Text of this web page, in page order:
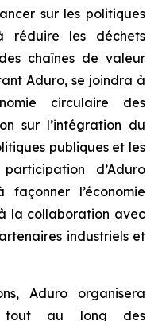
sur les politiques
réduire les déchets
chaînes de valeur
Aduro, se joindra à
circulaire des
sur l’intégration du
publiques et les
d’Aduro
l’économie
la collaboration avec
industriels et
Aduro organisera
tout au long des